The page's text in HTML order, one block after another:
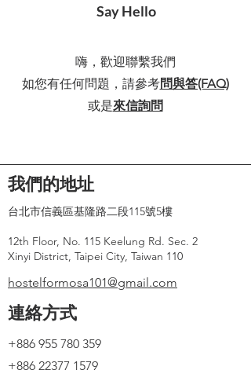
Say Hello
嗨，歡迎聯繫我們
如您有任何問題，請參考問與答(FAQ)
或是來信詢問
我們的地址
台北市信義區基隆路二段115號5樓
12th Floor, No. 115 Keelung Rd. Sec. 2
Xinyi District, Taipei City, Taiwan 110
hostelformosa101@gmail.com
連絡方式
+886 955 780 359
+886 22377 1579